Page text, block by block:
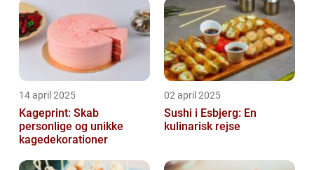
14 april 2025
Kageprint: Skab
personlige og unikke
kagedekorationer
02 april 2025
Sushi i Esbjerg: En
kulinarisk rejse